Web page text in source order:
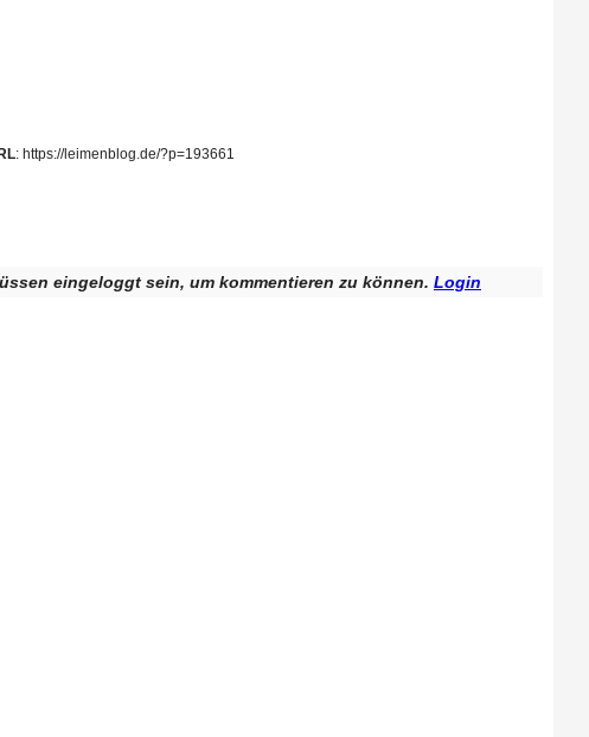
: https://leimenblog.de/?p=193661
eingeloggt sein, um kommentieren zu können. Login